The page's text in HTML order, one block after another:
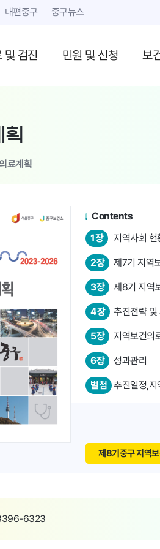
본문 내용 바로가기
내편중구 중구뉴스
및 검진 민원 및 신청 보
획
료계획
Contents
1장
지역사회 현
2장 제7기 지역
3장 제8기 지역
4장 추진전략 및
5장 지역보건의
6장 성과관리
별첨 추진일정,
제8기중구 지역
6323